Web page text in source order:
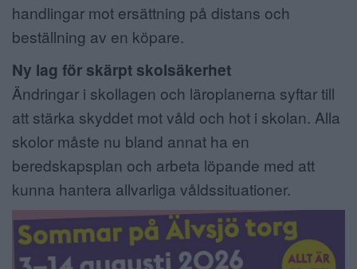
handlingar mot ersättning på distans och
beställning av en köpare.
Ny lag för skärpt skolsäkerhet
Ändringar i skollagen och läroplanerna syftar till
att stärka skyddet mot våld och hot i skolan. Alla
skolor måste nu bland annat ha en
beredskapsplan och arbeta löpande med att
kunna hantera allvarliga våldssituationer.